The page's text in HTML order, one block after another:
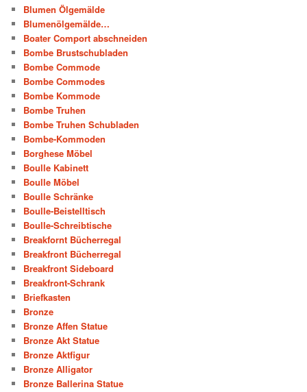
Blumen Ölgemälde
Blumenölgemälde…
Boater Comport abschneiden
Bombe Brustschubladen
Bombe Commode
Bombe Commodes
Bombe Kommode
Bombe Truhen
Bombe Truhen Schubladen
Bombe-Kommoden
Borghese Möbel
Boulle Kabinett
Boulle Möbel
Boulle Schränke
Boulle-Beistelltisch
Boulle-Schreibtische
Breakfornt Bücherregal
Breakfront Bücherregal
Breakfront Sideboard
Breakfront-Schrank
Briefkasten
Bronze
Bronze Affen Statue
Bronze Akt Statue
Bronze Aktfigur
Bronze Alligator
Bronze Ballerina Statue